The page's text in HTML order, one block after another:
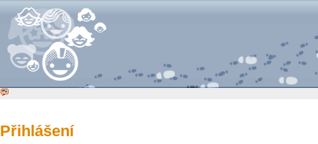
Přihlášení